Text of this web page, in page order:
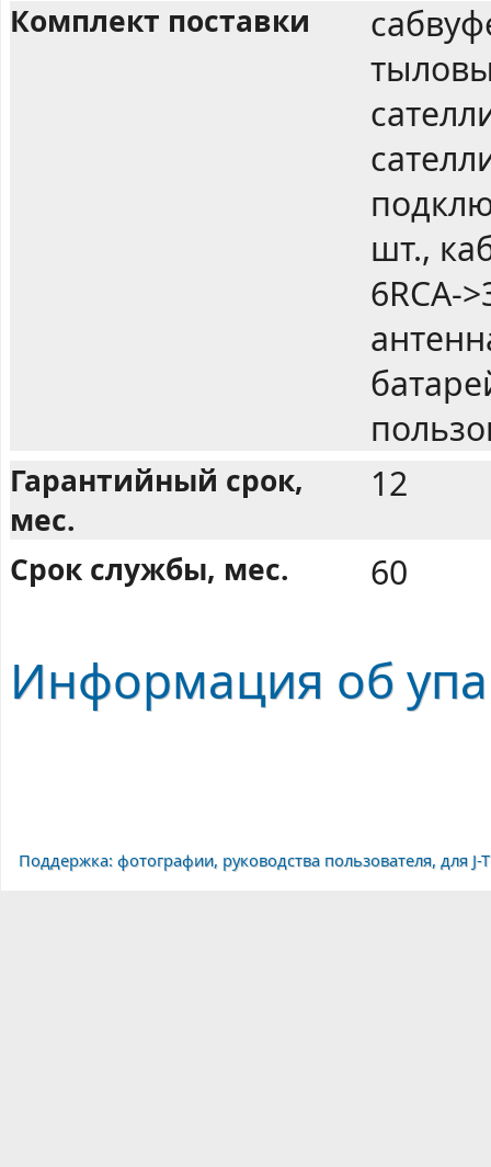
Комплект поставки
шт.,
6RCA-
Гарантийный срок,
мес.
12
Срок службы, мес. 60
Информация об
Поддержка: фотографии, руководства пользователя, для J-